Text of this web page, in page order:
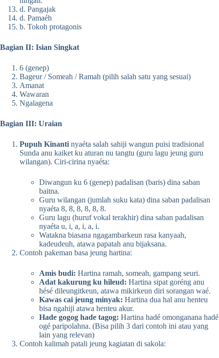
d. Pangajak
d. Pamaéh
b. Tokoh protagonis
Bagian II: Isian Singkat
6 (genep)
Bageur / Someah / Ramah (pilih salah satu yang sesuai)
Amanat
Wawaran
Ngalagena
Bagian III: Uraian
Pupuh Kinanti nyaéta salah sahiji wangun puisi tradisional
Sunda anu kaiket ku aturan nu tangtu (guru lagu jeung guru
wilangan). Ciri-cirina nyaéta:
Diwangun ku 6 (genep) padalisan (baris) dina saban
baitna.
Guru wilangan (jumlah suku kata) dina saban padalisan
nyaéta 8, 8, 8, 8, 8, 8.
Guru lagu (huruf vokal terakhir) dina saban padalisan
nyaéta u, i, a, i, a, i.
Watakna biasana ngagambarkeun rasa kanyaah,
kadeudeuh, atawa papatah anu bijaksana.
Contoh pakeman basa jeung hartina:
Amis budi: Hartina ramah, someah, gampang seuri.
Adat kakurung ku hileud: Hartina sipat goréng anu
hésé dileungitkeun, atawa mikirkeun diri sorangan waé.
Kawas cai jeung minyak: Hartina dua hal anu henteu
bisa ngahiji atawa henteu akur.
Hade gogog hade tagog: Hartina hadé omonganana hadé
ogé paripolahna. (Bisa pilih 3 dari contoh ini atau yang
lain yang relevan)
Contoh kalimah patali jeung kagiatan di sakola: